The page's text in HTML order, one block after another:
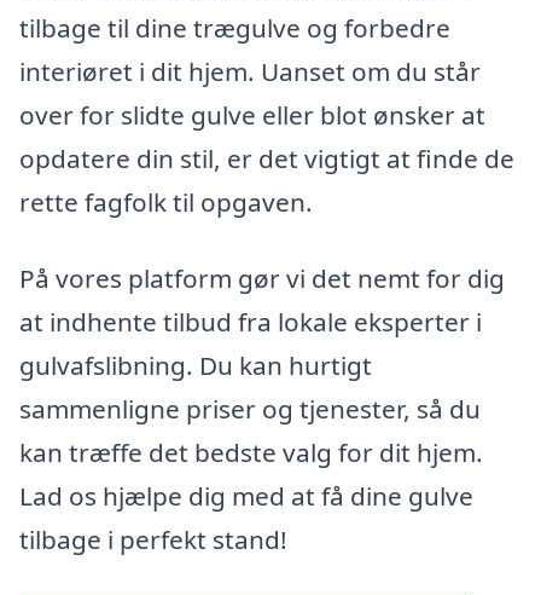
tilbage til dine trægulve og forbedre
interiøret i dit hjem. Uanset om du står
over for slidte gulve eller blot ønsker at
opdatere din stil, er det vigtigt at finde de
rette fagfolk til opgaven.
På vores platform gør vi det nemt for dig
at indhente tilbud fra lokale eksperter i
gulvafslibning. Du kan hurtigt
sammenligne priser og tjenester, så du
kan træffe det bedste valg for dit hjem.
Lad os hjælpe dig med at få dine gulve
tilbage i perfekt stand!